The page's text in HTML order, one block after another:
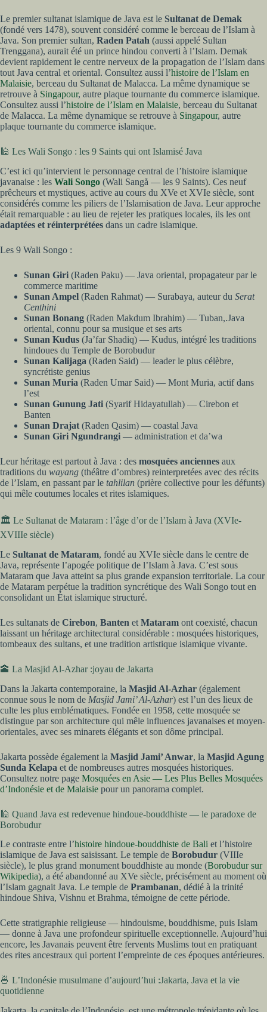
Le premier sultanat islamique de Java est le Sultanat de Demak
(fondé vers 1478), souvent considéré comme le berceau de l’Islam à
Java. Son premier sultan, Raden Patah (aussi appelé Sultan
Trenggana), aurait été un prince hindou converti à l’Islam. Demak
devient rapidement le centre nerveux de la propagation de l’Islam dans
tout Java central et oriental. Consultez aussi l’histoire de l’Islam en
Malaisie, berceau du Sultanat de Malacca. La même dynamique se
retrouve à Singapour, autre plaque tournante du commerce islamique.
Consultez aussi l’histoire de l’Islam en Malaisie, berceau du Sultanat
de Malacca. La même dynamique se retrouve à Singapour, autre
plaque tournante du commerce islamique.
🕌 Les Wali Songo : les 9 Saints qui ont Islamisé Java
C’est ici qu’intervient le personnage central de l’histoire islamique
javanaise : les Wali Songo (Wali Sangå — les 9 Saints). Ces neuf
prêcheurs et mystiques, active au cours du XVe et XVIe siècle, sont
considérés comme les piliers de l’Islamisation de Java. Leur approche
était remarquable : au lieu de rejeter les pratiques locales, ils les ont
adaptées et réinterprétées dans un cadre islamique.
Les 9 Wali Songo :
Sunan Giri (Raden Paku) — Java oriental, propagateur par le
commerce maritime
Sunan Ampel (Raden Rahmat) — Surabaya, auteur du Serat
Centhini
Sunan Bonang (Raden Makdum Ibrahim) — Tuban,.Java
oriental, connu pour sa musique et ses arts
Sunan Kudus (Ja’far Shadiq) — Kudus, intégré les traditions
hindoues du Temple de Borobudur
Sunan Kalijaga (Raden Said) — leader le plus célèbre,
syncrétiste genius
Sunan Muria (Raden Umar Said) — Mont Muria, actif dans
l’est
Sunan Gunung Jati (Syarif Hidayatullah) — Cirebon et
Banten
Sunan Drajat (Raden Qasim) — coastal Java
Sunan Giri Ngundrangi — administration et da’wa
Leur héritage est partout à Java : des mosquées anciennes aux
traditions du wayang (théâtre d’ombres) reinterpretées avec des récits
de l’Islam, en passant par le tahlilan (prière collective pour les défunts)
qui mêle coutumes locales et rites islamiques.
🏛️ Le Sultanat de Mataram : l’âge d’or de l’Islam à Java (XVIe-
XVIIIe siècle)
Le Sultanat de Mataram, fondé au XVIe siècle dans le centre de
Java, représente l’apogée politique de l’Islam à Java. C’est sous
Mataram que Java atteint sa plus grande expansion territoriale. La cour
de Mataram perpétue la tradition syncrétique des Wali Songo tout en
consolidant un État islamique structuré.
Les sultanats de Cirebon, Banten et Mataram ont coexisté, chacun
laissant un héritage architectural considérable : mosquées historiques,
tombeaux des sultans, et une tradition artistique islamique vivante.
🕋 La Masjid Al-Azhar :joyau de Jakarta
Dans la Jakarta contemporaine, la Masjid Al-Azhar (également
connue sous le nom de Masjid Jami’ Al-Azhar) est l’un des lieux de
culte les plus emblématiques. Fondée en 1958, cette mosquée se
distingue par son architecture qui mêle influences javanaises et moyen-
orientales, avec ses minarets élégants et son dôme principal.
Jakarta possède également la Masjid Jami’ Anwar, la Masjid Agung
Sunda Kelapa et de nombreuses autres mosquées historiques.
Consultez notre page Mosquées en Asie — Les Plus Belles Mosquées
d’Indonésie et de Malaisie pour un panorama complet.
🕌 Quand Java est redevenue hindoue-bouddhiste — le paradoxe de
Borobudur
Le contraste entre l’histoire hindoue-bouddhiste de Bali et l’histoire
islamique de Java est saisissant. Le temple de Borobudur (VIIIe
siècle), le plus grand monument bouddhiste au monde (Borobudur sur
Wikipedia), a été abandonné au XVe siècle, précisément au moment où
l’Islam gagnait Java. Le temple de Prambanan, dédié à la trinité
hindoue Shiva, Vishnu et Brahma, témoigne de cette période.
Cette stratigraphie religieuse — hindouisme, bouddhisme, puis Islam
— donne à Java une profondeur spirituelle exceptionnelle. Aujourd’hui
encore, les Javanais peuvent être fervents Muslims tout en pratiquant
des rites ancestraux qui portent l’empreinte de ces époques antérieures.
🍜 L’Indonésie musulmane d’aujourd’hui :Jakarta, Java et la vie
quotidienne